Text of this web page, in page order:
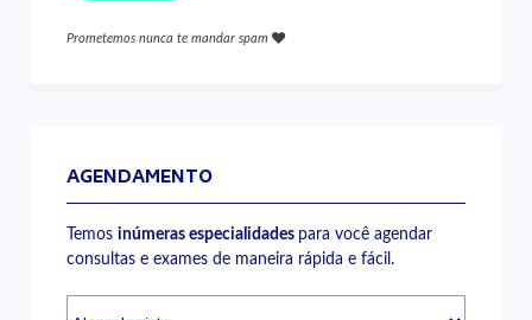
Prometemos nunca te mandar spam
AGENDAMENTO
Temosinúmeras especialidades para você agendar
consultas e exames de maneira rápida e fácil.